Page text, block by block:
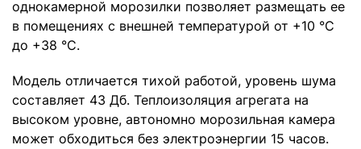
однокамерной морозилки позволяет размещать ее
в помещениях с внешней температурой от +10 °С
до +38 °С.
Модель отличается тихой работой, уровень шума
составляет 43 Дб. Теплоизоляция агрегата на
высоком уровне, автономно морозильная камера
может обходиться без электроэнергии 15 часов.